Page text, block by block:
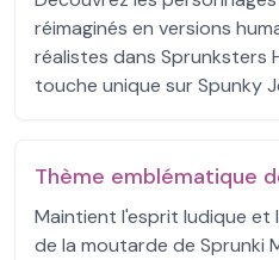
réimaginés en versions
réalistes dans Sprunksters
touche unique sur Spunky
Thème emblématique
Maintient l'esprit ludique et
de la moutarde de Sprunki